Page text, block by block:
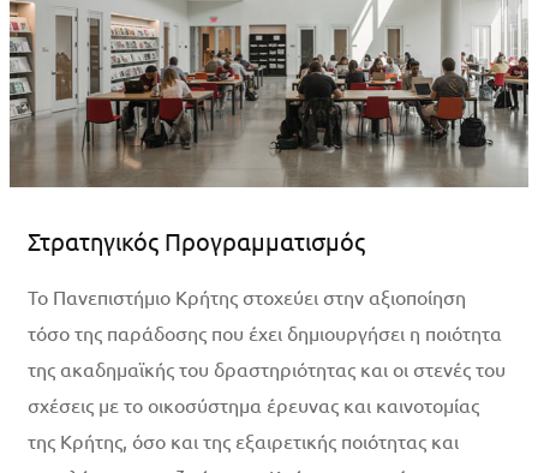
Στρατηγικός Προγραμματισμός
Το Πανεπιστήμιο Κρήτης στοχεύει στην αξιοποίηση
τόσο της παράδοσης που έχει δημιουργήσει η ποιότητα
της ακαδημαϊκής του δραστηριότητας και οι στενές του
σχέσεις με το οικοσύστημα έρευνας και καινοτομίας
της Κρήτης, όσο και της εξαιρετικής ποιότητας και